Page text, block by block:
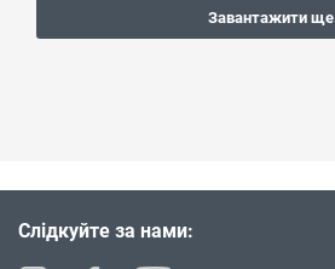
Завантажити ще
Слідкуйте за нами: